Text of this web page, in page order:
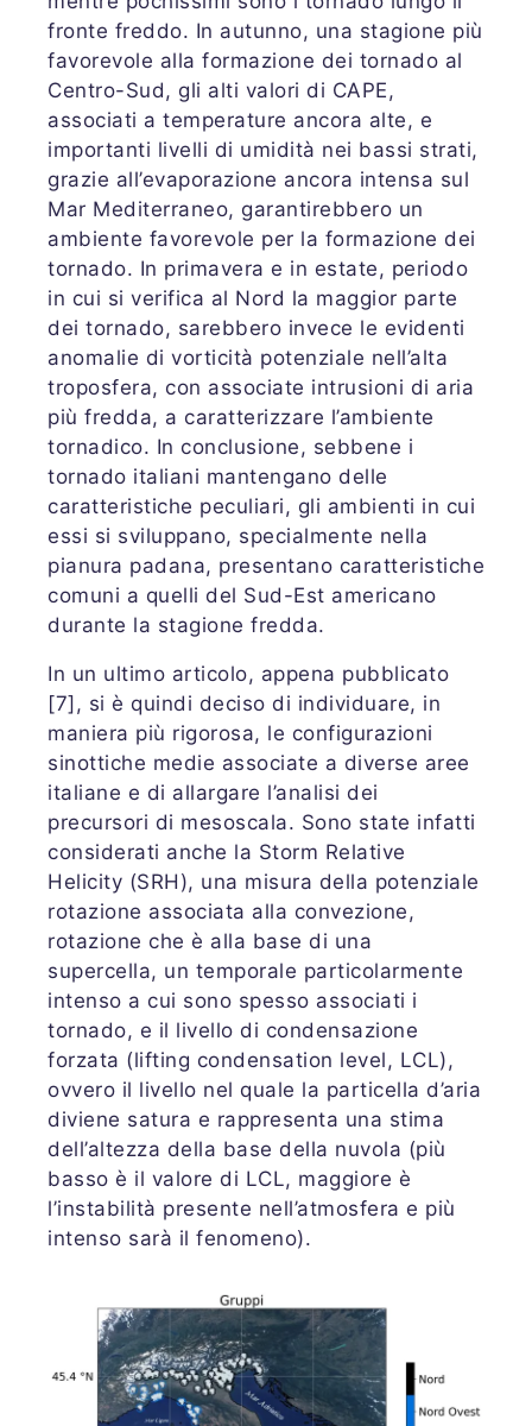
fronte freddo. In autunno, una stagione più
favorevole alla formazione dei tornado al
Centro-Sud, gli alti valori di CAPE,
associati a temperature ancora alte, e
importanti livelli di umidità nei bassi strati,
grazie all’evaporazione ancora intensa sul
Mar Mediterraneo, garantirebbero un
ambiente favorevole per la formazione dei
tornado. In primavera e in estate, periodo
in cui si verifica al Nord la maggior parte
dei tornado, sarebbero invece le evidenti
anomalie di vorticità potenziale nell’alta
troposfera, con associate intrusioni di aria
più fredda, a caratterizzare l’ambiente
tornadico. In conclusione, sebbene i
tornado italiani mantengano delle
caratteristiche peculiari, gli ambienti in cui
essi si sviluppano, specialmente nella
pianura padana, presentano caratteristiche
comuni a quelli del Sud-Est americano
durante la stagione fredda.
In un ultimo articolo, appena pubblicato
[7], si è quindi deciso di individuare, in
maniera più rigorosa, le configurazioni
sinottiche medie associate a diverse aree
italiane e di allargare l’analisi dei
precursori di mesoscala. Sono state infatti
considerati anche la Storm Relative
Helicity (SRH), una misura della potenziale
rotazione associata alla convezione,
rotazione che è alla base di una
supercella, un temporale particolarmente
intenso a cui sono spesso associati i
tornado, e il livello di condensazione
forzata (lifting condensation level, LCL),
ovvero il livello nel quale la particella d’aria
diviene satura e rappresenta una stima
dell’altezza della base della nuvola (più
basso è il valore di LCL, maggiore è
l’instabilità presente nell’atmosfera e più
intenso sarà il fenomeno).